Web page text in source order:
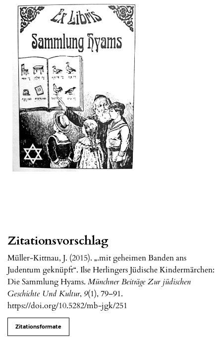
Zitationsvorschlag
Müller-Kittnau, J. (2015). „.mit geheimen Banden ans
Judentum geknüpft“. Ilse Herlingers Jüdische Kindermärchen:
Die Sammlung Hyams. Münchner Beiträge Zur jüdischen
Geschichte Und Kultur, 9(1), 79–91.
https://doi.org/10.5282/mb-jgk/251
Zitationsformate